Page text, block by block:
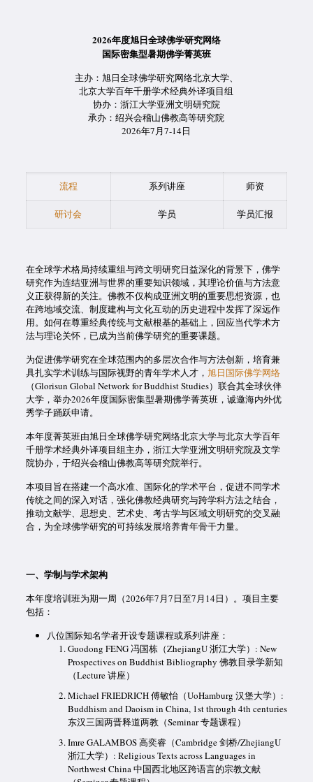
2026年度旭日全球佛学研究网络
国际密集型暑期佛学菁英班
主办：旭日全球佛学研究网络北京大学、
北京大学百年千册学术经典外译项目组
协办：浙江大学亚洲文明研究院
承办：绍兴会稽山佛教高等研究院
2026年7月7-14日
流程 系列讲座 师资
研讨会 学员 学员汇报
在全球学术格局持续重组与跨文明研究日益深化的背景下，佛学
研究作为连结亚洲与世界的重要知识领域，其理论价值与方法意
义正获得新的关注。佛教不仅构成亚洲文明的重要思想资源，也
在跨地域交流、制度建构与文化互动的历史进程中发挥了深远作
用。如何在尊重经典传统与文献根基的基础上，回应当代学术方
法与理论关怀，已成为当前佛学研究的重要课题。
为促进佛学研究在全球范围内的多层次合作与方法创新，培育兼
具扎实学术训练与国际视野的青年学术人才， 旭日国际佛学网络
（Glorisun Global Network for Buddhist Studies）联合其全球伙伴
大学，举办2026年度国际密集型暑期佛学菁英班，诚邀海内外优
秀学子踊跃申请。
本年度菁英班由旭日全球佛学研究网络北京大学与北京大学百年
千册学术经典外译项目组主办，浙江大学亚洲文明研究院及文学
院协办，于绍兴会稽山佛教高等研究院举行。
本项目旨在搭建一个高水准、国际化的学术平台，促进不同学术
传统之间的深入对话，强化佛教经典研究与跨学科方法之结合，
推动文献学、思想史、艺术史、考古学与区域文明研究的交叉融
合，为全球佛学研究的可持续发展培养青年骨干力量。
一、学制与学术架构
本年度培训班为期一周（2026年7月7日至7月14日）。项目主要
包括：
八位国际知名学者开设专题课程或系列讲座：
Guodong FENG 冯国栋（ZhejiangU 浙江大学）: New
Prospectives on Buddhist Bibliography 佛教目录学新知
（Lecture 讲座）
Michael FRIEDRICH 傅敏怡（UoHamburg 汉堡大学）:
Buddhism and Daoism in China, 1st through 4th centuries
东汉三国两晋释道两教（Seminar 专题课程）
Imre GALAMBOS 高奕睿（Cambridge 剑桥/ZhejiangU
浙江大学）: Religious Texts across Languages in
Northwest China 中国西北地区跨语言的宗教文献